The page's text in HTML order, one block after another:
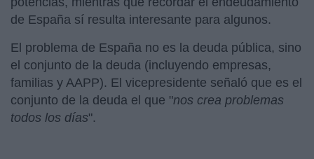
de España sí resulta interesante para algunos.
El problema de España no es la deuda pública, sino
el conjunto de la deuda (incluyendo empresas,
familias y AAPP). El vicepresidente señaló que es el
conjunto de la deuda el que "nos crea problemas
todos los días".